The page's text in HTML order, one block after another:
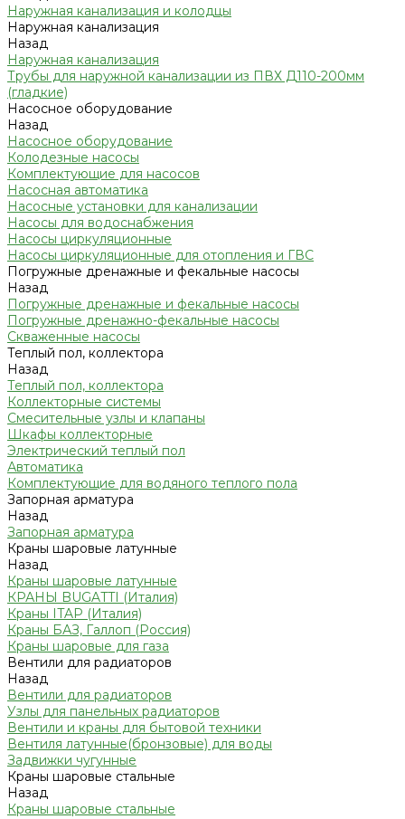
Наружная канализация и колодцы
Наружная канализация
Назад
Наружная канализация
Трубы для наружной канализации из ПВХ Д110-200мм
(гладкие)
Насосное оборудование
Назад
Насосное оборудование
Колодезные насосы
Комплектующие для насосов
Насосная автоматика
Насосные установки для канализации
Насосы для водоснабжения
Насосы циркуляционные
Насосы циркуляционные для отопления и ГВС
Погружные дренажные и фекальные насосы
Назад
Погружные дренажные и фекальные насосы
Погружные дренажно-фекальные насосы
Скваженные насосы
Теплый пол, коллектора
Назад
Теплый пол, коллектора
Коллекторные системы
Смесительные узлы и клапаны
Шкафы коллекторные
Электрический теплый пол
Автоматика
Комплектующие для водяного теплого пола
Запорная арматура
Назад
Запорная арматура
Краны шаровые латунные
Назад
Краны шаровые латунные
КРАНЫ BUGATTI (Италия)
Краны ITAP (Италия)
Краны БАЗ, Галлоп (Россия)
Краны шаровые для газа
Вентили для радиаторов
Назад
Вентили для радиаторов
Узлы для панельных радиаторов
Вентили и краны для бытовой техники
Вентиля латунные(бронзовые) для воды
Задвижки чугунные
Краны шаровые стальные
Назад
Краны шаровые стальные